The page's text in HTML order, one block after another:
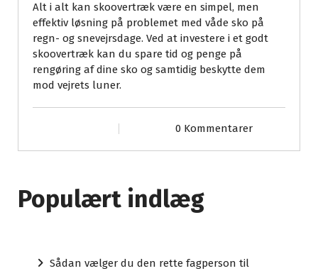
Alt i alt kan skoovertræk være en simpel, men
effektiv løsning på problemet med våde sko på
regn- og snevejrsdage. Ved at investere i et godt
skoovertræk kan du spare tid og penge på
rengøring af dine sko og samtidig beskytte dem
mod vejrets luner.
0 Kommentarer
Populært indlæg
Sådan vælger du den rette fagperson til